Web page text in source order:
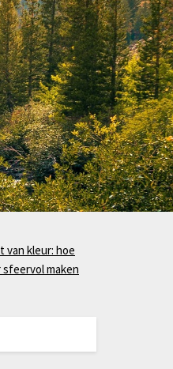
van kleur: hoe
maken